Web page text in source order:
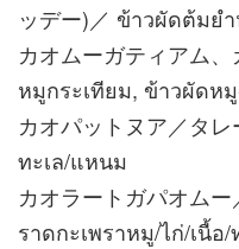
ッデー)／ ข้าวผัดต้มย
カオムーガティアム
หมูกระเทียม, ข้าวผัดห
カオパットヌア／タ
ทะเล/แหนม
カオラートガパオム
ราดกะเพราหมู/ไก่/เนื้อ/